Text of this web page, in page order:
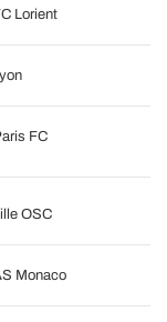
Lorient
FC
OSC
Monaco